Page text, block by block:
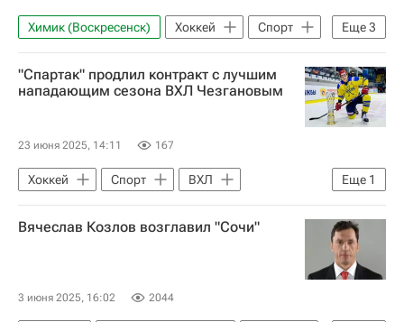
Еще3
Химик (Воскресенск) Хоккей
Спорт
Алексей Жамнов
ХК Спартак (Москва)
КХЛ 2025-2026
"Спартак" продлил контракт с лучшим
нападающим сезона ВХЛ Чезгановым
23 июня 2025, 14:11 167
Еще 1
Хоккей Спорт
ВХЛ
ХК Спартак (Москва)
Вячеслав Козлов возглавил "Сочи"
3 июня 2025, 16:02 2044